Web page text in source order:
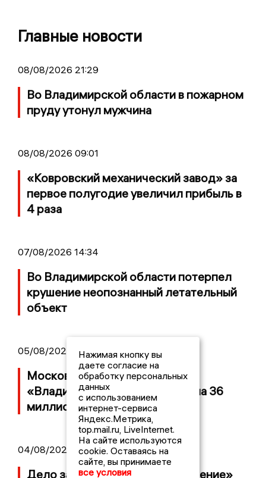
Главные новости
08/08/2026 21:29
Во Владимирской области в пожарном
пруду утонул мужчина
08/08/2026 09:01
«Ковровский механический завод» за
первое полугодие увеличил прибыль в
4 раза
07/08/2026 14:34
Во Владимирской области потерпел
крушение неопознанный летательный
объект
05/08/2026 08:30
Московский ЧОП подал иск к
«Владимирскому стандарту» на 36
миллионов рублей
04/08/2026 15:40
Дело застройщика ЖК «Поколение»
Нажимая кнопку вы
даете согласие на
обработку персональных
данных
с использованием
интернет-сервиса
Яндекс.Метрика,
top.mail.ru, LiveInternet.
На сайте используются
cookie. Оставаясь на
сайте, вы принимаете
все условия